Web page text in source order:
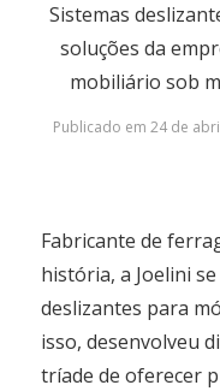
Sistemas
soluções da
mobiliário sob
Publicado em 24 de
Fabricante de
história, a Joelini
deslizantes para
isso, desenvolveu
tríade de oferecer